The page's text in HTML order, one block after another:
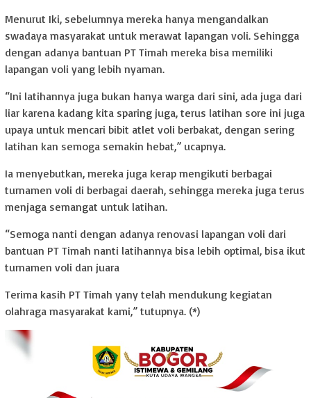
Menurut Iki, sebelumnya mereka hanya mengandalkan
swadaya masyarakat untuk merawat lapangan voli. Sehingga
dengan adanya bantuan PT Timah mereka bisa memiliki
lapangan voli yang lebih nyaman.
“Ini latihannya juga bukan hanya warga dari sini, ada juga dari
liar karena kadang kita sparing juga, terus latihan sore ini juga
upaya untuk mencari bibit atlet voli berbakat, dengan sering
latihan kan semoga semakin hebat,” ucapnya.
Ia menyebutkan, mereka juga kerap mengikuti berbagai
turnamen voli di berbagai daerah, sehingga mereka juga terus
menjaga semangat untuk latihan.
“Semoga nanti dengan adanya renovasi lapangan voli dari
bantuan PT Timah nanti latihannya bisa lebih optimal, bisa ikut
turnamen voli dan juara
Terima kasih PT Timah yany telah mendukung kegiatan
olahraga masyarakat kami,” tutupnya. (*)